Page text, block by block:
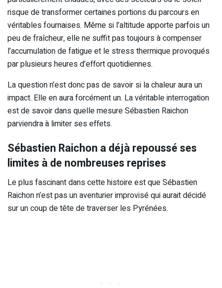
risque de transformer certaines portions du parcours en
véritables fournaises. Même si l’altitude apporte parfois un
peu de fraîcheur, elle ne suffit pas toujours à compenser
l’accumulation de fatigue et le stress thermique provoqués
par plusieurs heures d’effort quotidiennes.
La question n’est donc pas de savoir si la chaleur aura un
impact. Elle en aura forcément un. La véritable interrogation
est de savoir dans quelle mesure Sébastien Raichon
parviendra à limiter ses effets.
Sébastien Raichon a déjà repoussé ses
limites à de nombreuses reprises
Le plus fascinant dans cette histoire est que Sébastien
Raichon n’est pas un aventurier improvisé qui aurait décidé
sur un coup de tête de traverser les Pyrénées.